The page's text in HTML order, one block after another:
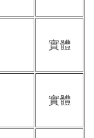
實體
實體